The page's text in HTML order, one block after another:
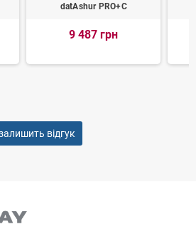
datAshur PRO+C
9 487 грн
відгук